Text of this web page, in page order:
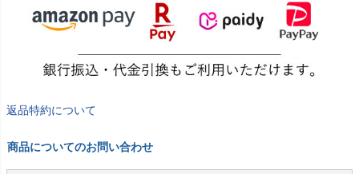
返品特約について
商品についてのお問い合わせ